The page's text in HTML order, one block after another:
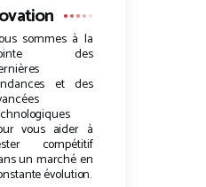
sommes à la
des
et des
vous aider à
compétitif
un marché en
évolution.